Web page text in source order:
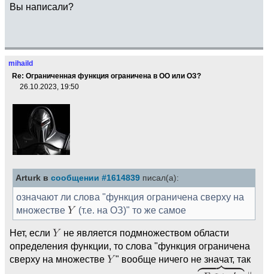
Вы написали?
mihaild
Re: Ограниченная функция ограничена в ОО или ОЗ?
26.10.2023, 19:50
Arturk в сообщении #1614839 писал(а):
означают ли слова "функция ограничена сверху на
множестве
(т.е. на ОЗ)" то же самое
Нет, если
не является подмножеством области
определения функции, то слова "функция ограничена
сверху на множестве
" вообще ничего не значат, так